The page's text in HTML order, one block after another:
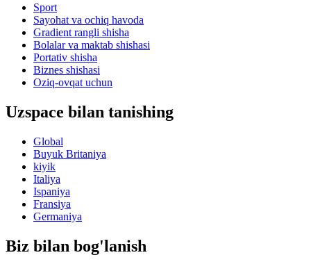
Sport
Sayohat va ochiq havoda
Gradient rangli shisha
Bolalar va maktab shishasi
Portativ shisha
Biznes shishasi
Oziq-ovqat uchun
Uzspace bilan tanishing
Global
Buyuk Britaniya
kiyik
Italiya
Ispaniya
Fransiya
Germaniya
Biz bilan bog'lanish